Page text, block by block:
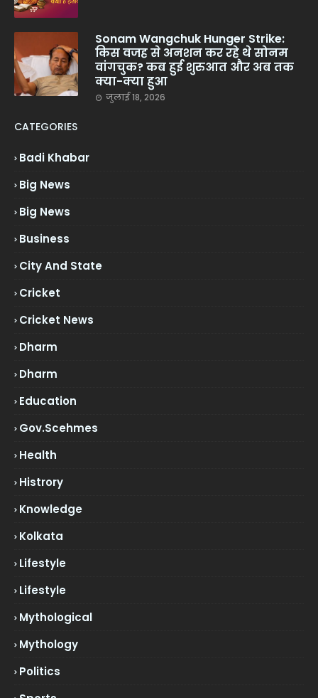
Sonam Wangchuk Hunger Strike:
किस वजह से अनशन कर रहे थे सोनम
वांगचुक? कब हुई शुरुआत और अब तक
क्या-क्या हुआ
जुलाई 18, 2026
CATEGORIES
Badi Khabar
Big News
Big News
Business
City And State
Cricket
Cricket News
Dharm
Dharm
Education
Gov.scehmes
Health
Histrory
Knowledge
Kolkata
Lifestyle
Lifestyle
Mythological
Mythology
Politics